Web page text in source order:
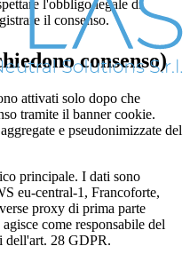
l'obbligo legale di
il consenso.
consenso)
attivati solo dopo che
tramite il banner cookie.
e pseudonimizzate del
principale. I dati sono
eu-central-1, Francoforte,
proxy di prima parte
come responsabile del
dell'art. 28 GDPR.